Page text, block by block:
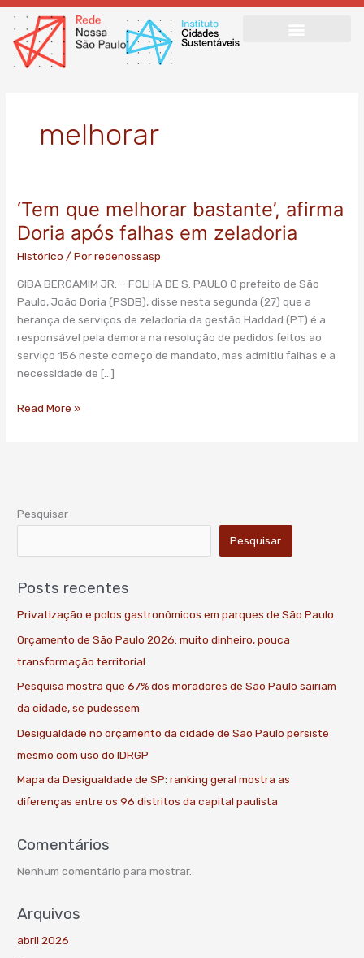
Ir
para
conteúdo
melhorar
‘Tem que melhorar bastante’, afirma
Doria após falhas em zeladoria
Histórico / Porredenossasp
GIBA BERGAMIM JR. – FOLHA DE S. PAULO O prefeito de São
Paulo, João Doria (PSDB), disse nesta segunda (27) que a
herança de serviços de zeladoria da gestão Haddad (PT) é a
responsável pela demora na resolução de pedidos feitos ao
serviço 156 neste começo de mandato, mas admitiu falhas e a
necessidade de […]
‘Tem
que
melhorar
bastante’,
Read More »
Pesquisar
Pesquisar
Posts recentes
Privatização e polos gastronômicos em parques de São Paulo
Orçamento de São Paulo 2026: muito dinheiro, pouca
transformação territorial
Pesquisa mostra que 67% dos moradores de São Paulo sairiam
da cidade, se pudessem
Desigualdade no orçamento da cidade de São Paulo persiste
mesmo com uso do IDRGP
Mapa da Desigualdade de SP: ranking geral mostra as
diferenças entre os 96 distritos da capital paulista
Comentários
Nenhum comentário para mostrar.
Arquivos
abril 2026